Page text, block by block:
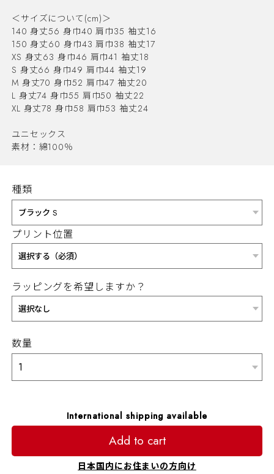
＜サイズについて(cm)＞
140 身丈56 身巾40 肩巾35 袖丈16
150 身丈60 身巾43 肩巾38 袖丈17
XS 身丈63 身巾46 肩巾41 袖丈18
S 身丈66 身巾49 肩巾44 袖丈19
M 身丈70 身巾52 肩巾47 袖丈20
L 身丈74 身巾55 肩巾50 袖丈22
XL 身丈78 身巾58 肩巾53 袖丈24
ユニセックス
素材：綿100％
種類
プリント位置
ラッピングを希望しますか？
数量
International shipping available
Add to cart
日本国内にお住まいの方向け